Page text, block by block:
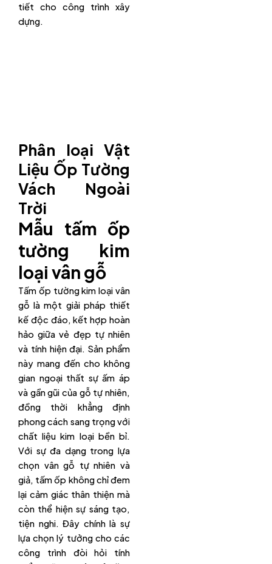
tiết cho công trình xây
dựng.
Phân loại Vật
Liệu Ốp Tường
Vách Ngoài
Trời
Mẫu tấm ốp
tường kim
loại vân gỗ
Tấm ốp tường kim loại vân
gỗ là một giải pháp thiết
kế độc đáo, kết hợp hoàn
hảo giữa vẻ đẹp tự nhiên
và tính hiện đại. Sản phẩm
này mang đến cho không
gian ngoại thất sự ấm áp
và gần gũi của gỗ tự nhiên,
đồng thời khẳng định
phong cách sang trọng với
chất liệu kim loại bền bỉ.
Với sự đa dạng trong lựa
chọn vân gỗ tự nhiên và
giả, tấm ốp không chỉ đem
lại cảm giác thân thiện mà
còn thể hiện sự sáng tạo,
tiện nghi. Đây chính là sự
lựa chọn lý tưởng cho các
công trình đòi hỏi tính